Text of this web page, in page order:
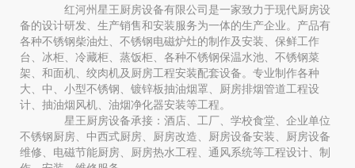
红河州星王厨房设备有限公司是一家致力于现代厨房设
备的设计研发、生产销售和安装服务为一体的生产企业。产品有
各种不锈钢柴油灶、不锈钢电磁炉灶的制作及安装、保鲜工作
台、冰柜、冷藏柜、蒸饭柜、各种不锈钢保温水池、不锈钢菜
架、和面机、绞肉机及厨房工程安装配套设备。专业制作各种
大、中、小型不锈钢、镀锌板抽油烟罩、厨房排烟管道工程设
计、抽油烟风机、油烟净化器安装等工程。
星王厨房设备承接：酒店、工厂、学校食堂、企业单位
不锈钢厨房、中西式厨房、厨房改造、厨房设备安装、厨房设备
维修、电磁节能厨房、厨房热水工程、通风系统等工程设计、制